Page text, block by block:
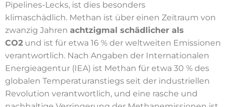
Pipelines-Lecks, ist dies besonders
klimaschädlich. Methan ist über einen Zeitraum von
zwanzig Jahren achtzigmal schädlicher als
CO2 und ist für etwa 16 % der weltweiten Emissionen
verantwortlich. Nach Angaben der Internationalen
Energieagentur (IEA) ist Methan für etwa 30 % des
globalen Temperaturanstiegs seit der industriellen
Revolution verantwortlich, und eine rasche und